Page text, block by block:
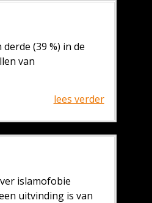
(39 %) in de
van
lees verder
islamofobie
uitvinding is van